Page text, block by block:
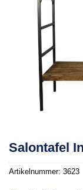
Salontafel
Artikelnummer: 3623